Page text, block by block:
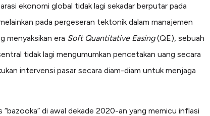
ekonomi global tidak lagi sekadar berputar pada
pada pergeseran tektonik dalam manajemen
menyaksikan era Soft Quantitative Easing(QE), sebuah
tidak lagi mengumumkan pencetakan uang secara
intervensi pasar secara diam-diam untuk menjaga
di awal dekade 2020-an yang memicu inflasi